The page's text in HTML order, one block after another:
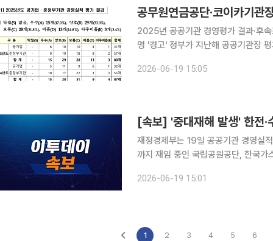
2025년 공공기관 경영평가 결과·후
명 '경고' 정부가 지난해 공공기관장 평가에서 '아주 미흡' 등급을 받은 기관장 7명 중 재임 중인 공무
관 경영실적 평가에서는 16개 기관이
2026-06-19 15:05
재정경제부는 19일 공공기관 경영실
까지 재임 중인 국립공원공단, 한국가
관장에 경고 조치했다.
2026-06-19 15:01
1 2 3 4 5 6